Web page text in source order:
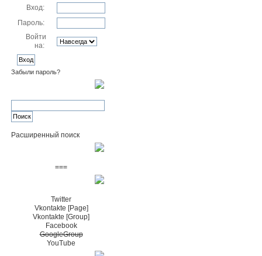
Вход:
Пароль:
Войти
на:
Забыли пароль?
Расширенный поиск
===
Twitter
Vkontakte [Page]
Vkontakte [Group]
Facebook
GoogleGroup
YouTube